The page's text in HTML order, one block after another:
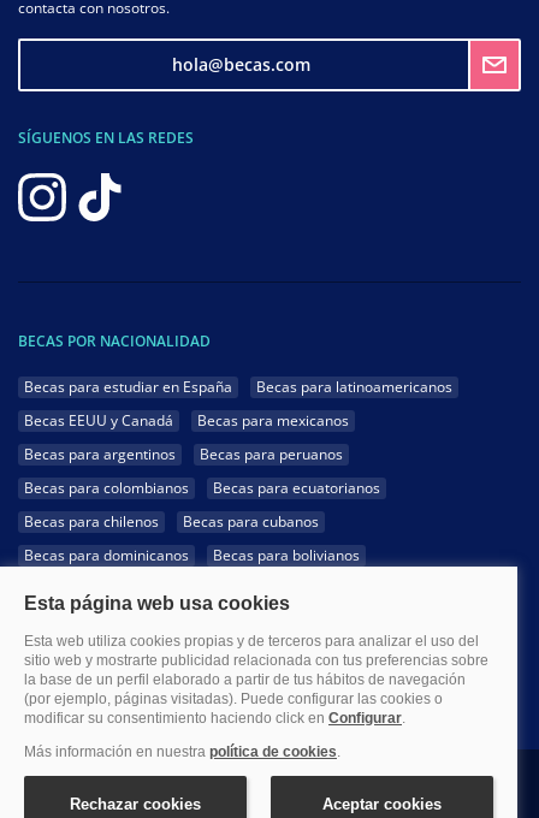
contacta con nosotros.
hola@becas.com
SÍGUENOS EN LAS REDES
BECAS POR NACIONALIDAD
Becas para estudiar en España
Becas para latinoamericanos
Becas EEUU y Canadá
Becas para mexicanos
Becas para argentinos
Becas para peruanos
Becas para colombianos
Becas para ecuatorianos
Becas para chilenos
Becas para cubanos
Becas para dominicanos
Becas para bolivianos
Becas para hondureños
Becas para paraguayos
Becas para uruguayos
Becas para salvadoreños
1999-2026 Becas.com @Todos los derechos reservados